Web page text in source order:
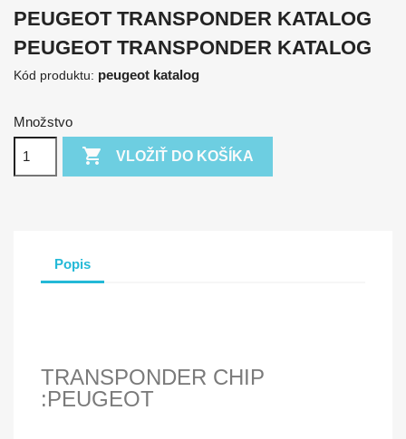
PEUGEOT TRANSPONDER KATALOG
PEUGEOT TRANSPONDER KATALOG
Kód produktu: peugeot katalog
Množstvo
 VLOŽIŤ DO KOŠÍKA
Popis
TRANSPONDER CHIP
:PEUGEOT